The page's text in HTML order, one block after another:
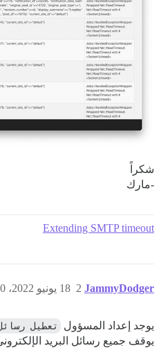
شكراً
-مارك
Extending SMTP timeout
JammyDodger 18 يونيو 2022، 7:20م 2
يوجد إعداد المسؤول تعطيل
يوقف جميع رسائل البريد